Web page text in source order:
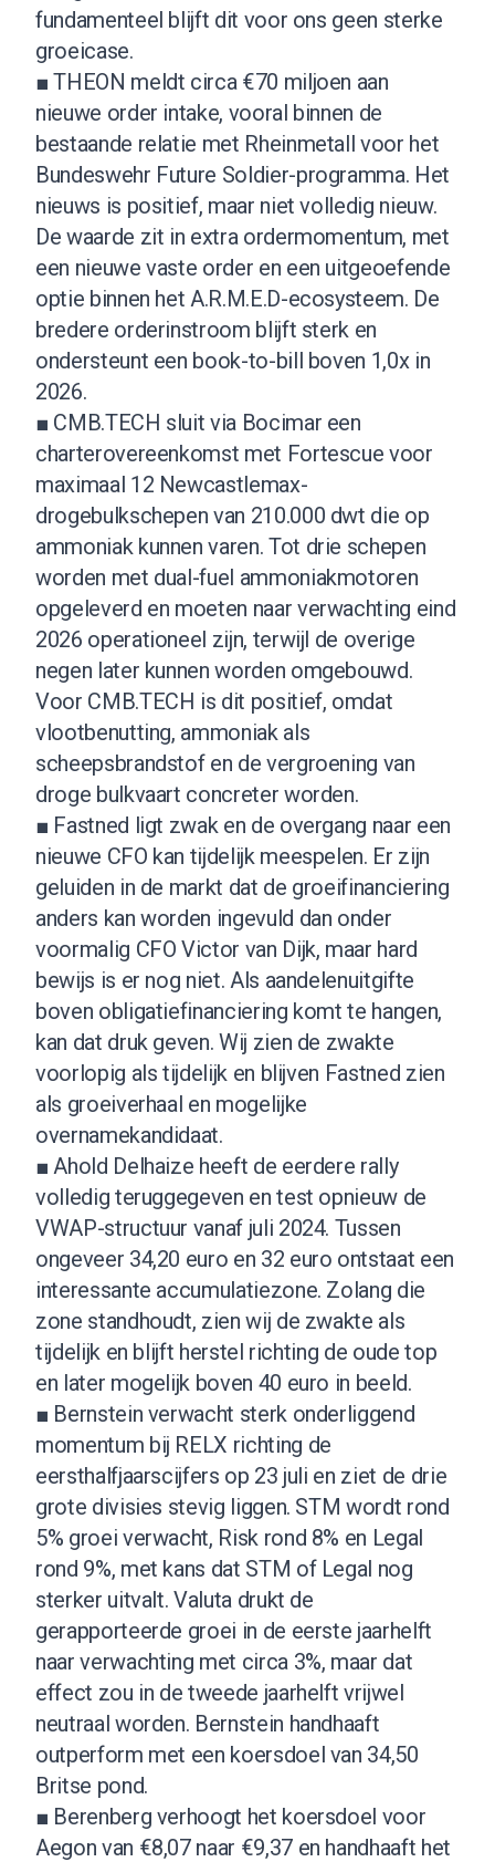
fundamenteel blijft dit voor ons geen sterke
groeicase.
■ THEON meldt circa €70 miljoen aan
nieuwe order intake, vooral binnen de
bestaande relatie met Rheinmetall voor het
Bundeswehr Future Soldier-programma. Het
nieuws is positief, maar niet volledig nieuw.
De waarde zit in extra ordermomentum, met
een nieuwe vaste order en een uitgeoefende
optie binnen het A.R.M.E.D-ecosysteem. De
bredere orderinstroom blijft sterk en
ondersteunt een book-to-bill boven 1,0x in
2026.
■ CMB.TECH sluit via Bocimar een
charterovereenkomst met Fortescue voor
maximaal 12 Newcastlemax-
drogebulkschepen van 210.000 dwt die op
ammoniak kunnen varen. Tot drie schepen
worden met dual-fuel ammoniakmotoren
opgeleverd en moeten naar verwachting eind
2026 operationeel zijn, terwijl de overige
negen later kunnen worden omgebouwd.
Voor CMB.TECH is dit positief, omdat
vlootbenutting, ammoniak als
scheepsbrandstof en de vergroening van
droge bulkvaart concreter worden.
■ Fastned ligt zwak en de overgang naar een
nieuwe CFO kan tijdelijk meespelen. Er zijn
geluiden in de markt dat de groeifinanciering
anders kan worden ingevuld dan onder
voormalig CFO Victor van Dijk, maar hard
bewijs is er nog niet. Als aandelenuitgifte
boven obligatiefinanciering komt te hangen,
kan dat druk geven. Wij zien de zwakte
voorlopig als tijdelijk en blijven Fastned zien
als groeiverhaal en mogelijke
overnamekandidaat.
■ Ahold Delhaize heeft de eerdere rally
volledig teruggegeven en test opnieuw de
VWAP-structuur vanaf juli 2024. Tussen
ongeveer 34,20 euro en 32 euro ontstaat een
interessante accumulatiezone. Zolang die
zone standhoudt, zien wij de zwakte als
tijdelijk en blijft herstel richting de oude top
en later mogelijk boven 40 euro in beeld.
■ Bernstein verwacht sterk onderliggend
momentum bij RELX richting de
eersthalfjaarscijfers op 23 juli en ziet de drie
grote divisies stevig liggen. STM wordt rond
5% groei verwacht, Risk rond 8% en Legal
rond 9%, met kans dat STM of Legal nog
sterker uitvalt. Valuta drukt de
gerapporteerde groei in de eerste jaarhelft
naar verwachting met circa 3%, maar dat
effect zou in de tweede jaarhelft vrijwel
neutraal worden. Bernstein handhaaft
outperform met een koersdoel van 34,50
Britse pond.
■ Berenberg verhoogt het koersdoel voor
Aegon van €8,07 naar €9,37 en handhaaft het